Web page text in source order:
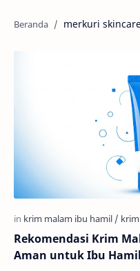
merkuri
Rekomendasi Krim
Aman untuk Ibu